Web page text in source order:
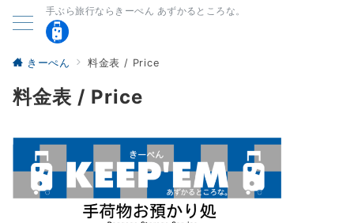
手ぶら旅行ならきーぺん あずかるところな。
きーぺん 料金表 / Price
料金表 / Price